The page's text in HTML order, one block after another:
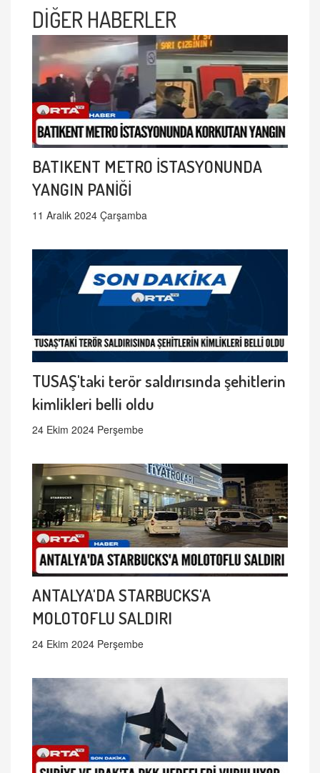
DİĞER HABERLER
BATIKENT METRO İSTASYONUNDA
YANGIN PANİĞİ
11 Aralık 2024 Çarşamba
TUSAŞ'taki terör saldırısında şehitlerin
kimlikleri belli oldu
24 Ekim 2024 Perşembe
ANTALYA'DA STARBUCKS'A
MOLOTOFLU SALDIRI
24 Ekim 2024 Perşembe